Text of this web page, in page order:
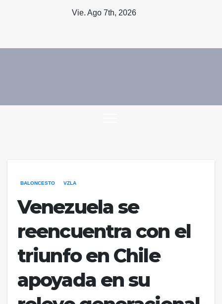
Vie. Ago 7th, 2026
BALONCESTO VZLA
Venezuela se
reencuentra con el
triunfo en Chile
apoyada en su